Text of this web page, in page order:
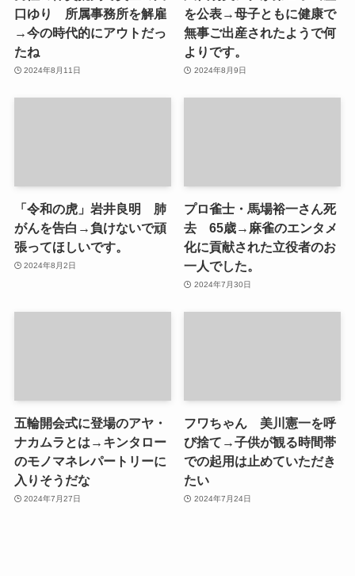
口ゆり 所属事務所を解雇
→今の時代的にアウトだっ
たね
2024年8月11日
を公表→母子ともに健康で
無事ご出産されたようで何
よりです。
2024年8月9日
「令和の虎」岩井良明 肺
がんを告白→負けないで頑
張ってほしいです。
2024年8月2日
プロ雀士・馬場裕一さん死
去 65歳→麻雀のエンタメ
化に貢献された立役者のお
一人でした。
2024年7月30日
五輪開会式に登場のアヤ・
ナカムラとは→キンタロー
のモノマネレパートリーに
入りそうだな
2024年7月27日
フワちゃん 美川憲一を呼
び捨て→子供が観る時間帯
での起用は止めていただき
たい
2024年7月24日